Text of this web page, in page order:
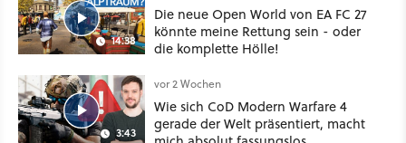
14:38
Die neue Open World von EA FC 27
könnte meine Rettung sein - oder
die komplette Hölle!
3:43
vor 2 Wochen
Wie sich CoD Modern Warfare 4
gerade der Welt präsentiert, macht